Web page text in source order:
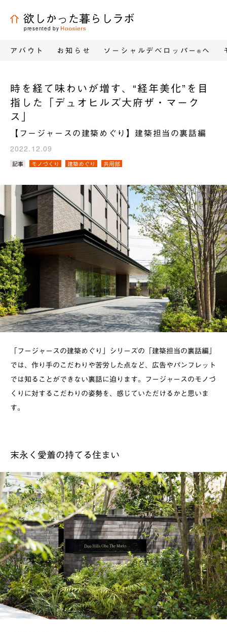
欲しかった暮らしラボ
presented by
アバウト お知らせ ソーシャルデベロッパー® へ
時を経て味わいが増す、“経年美化”を目
指した「デュオヒルズ大府ザ・マーク
ス」
【フージャースの建築めぐり】建築担当の裏話編
2022.12.09
カ
リ
／
タ
記事 モノづくり 建築めぐり 共用部
「フージャースの建築めぐり」シリーズの「建築担当の裏話編」
では、作り手のこだわりや苦労した点など、広告やパンフレット
では知ることができない裏話に迫ります。フージャースのモノづ
くりに対するこだわりの姿勢を、感じていただけるかと思いま
す。
末永く愛着の持てる住まい